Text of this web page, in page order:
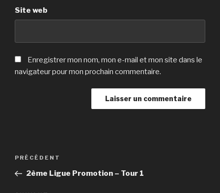
Site web
Enregistrer mon nom, mon e-mail et mon site dans le
navigateur pour mon prochain commentaire.
Navigation
l’article
Article
précédent
PRÉCÉDENT
2ème Ligue Promotion – Tour 1